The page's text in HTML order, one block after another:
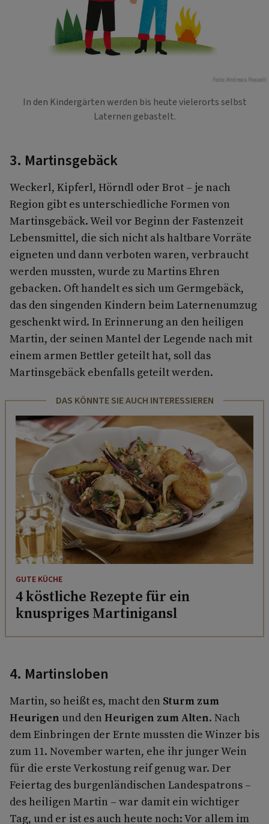
Foto: Andreas Posselt
In den Kindergärten werden bis heute vielerorts selbst
Laternen gebastelt.
3. Martinsgebäck
Weckerl, Kipferl, Hörndl oder Brot – je nach
Region gibt es unterschiedliche Formen von
Martinsgebäck. Weil vor Beginn der Fastenzeit
Lebensmittel, die sich nicht als haltbare Vorräte
eigneten und dann verboten waren, verbraucht
werden mussten, wurde zu Martins Ehren
gebacken. Oft handelt es sich um Germgebäck,
das den singenden Kindern beim Laternenumzug
geschenkt wird. In Erinnerung an den heiligen
Martin, der seinen Mantel der Legende nach mit
einem armen Bettler geteilt hat, soll das
Martinsgebäck ebenfalls geteilt werden.
DAS KÖNNTE SIE AUCH INTERESSIEREN
GUTE KÜCHE
4 köstliche Rezepte für ein
knuspriges Martinigansl
4. Martinsloben
Martin, so heißt es, macht den Sturm zum
Heurigen und den Heurigen zum Alten. Nach
dem Einbringen der Ernte mussten die Winzer bis
zum 11. November warten, ehe ihr junger Wein
für die erste Verkostung reif genug war. Der
Feiertag des burgenländischen Landespatrons –
des heiligen Martin – war damit ein wichtiger
Tag, und er ist es auch heute noch: Vor allem im